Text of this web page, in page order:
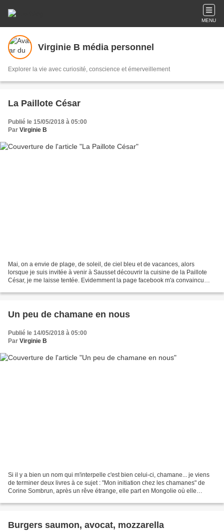
MENU
Virginie B média personnel
Explorer la vie avec curiosité, conscience et émerveillement
La Paillote César
Publié le 15/05/2018 à 05:00
Par Virginie B
Mai, on a envie de plage, de soleil, de ciel bleu et de vacances, alors
lorsque je suis invitée à venir à Sausset découvrir la cuisine de la Paillote
César, je me laisse tentée. Evidemment la page facebook m'a convaincu
Un peu de chamane en nous
Publié le 14/05/2018 à 05:00
Par Virginie B
Si il y a bien un nom qui m'interpelle c'est bien celui-ci, chamane... je viens
de terminer deux livres à ce sujet : "Mon initiation chez les chamanes" de
Corine Sombrun, après un rêve étrange, elle part en Mongolie où elle
Burgers saumon, avocat, mozzarella